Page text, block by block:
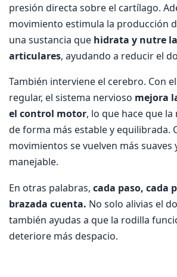
presión directa sobre el cartílago.
movimiento estimula la producción
una sustancia que hidrata y nutre
articulares, ayudando a reducir el
También interviene el cerebro. Con
regular, el sistema nervioso mejora
el control motor, lo que hace que
de forma más estable y equilibrada.
movimientos se vuelven más suaves
manejable.
En otras palabras, cada paso, cada
brazada cuenta. No solo alivias el
también ayudas a que la rodilla
deteriore más despacio.